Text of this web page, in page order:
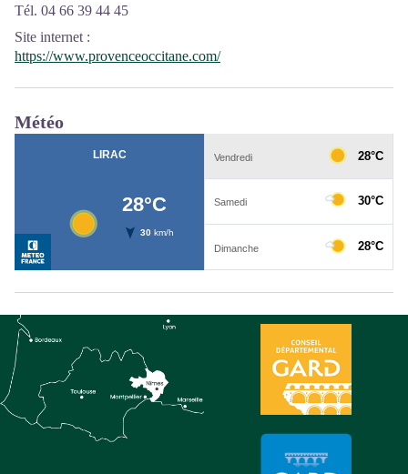
Tél. 04 66 39 44 45
Site internet :
https://www.provenceoccitane.com/
Météo